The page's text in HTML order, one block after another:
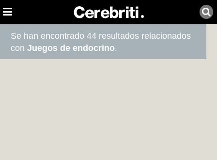
Se han encontrado 44 resultados relacionados
conJuegos de endocrino.